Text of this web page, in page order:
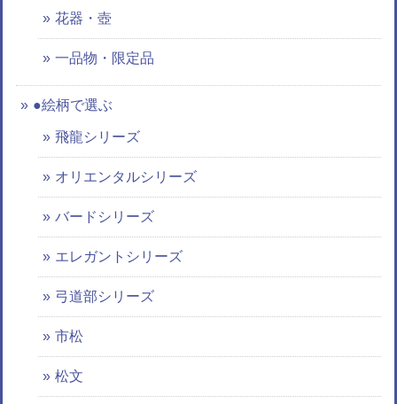
花器・壺
一品物・限定品
●絵柄で選ぶ
飛龍シリーズ
オリエンタルシリーズ
バードシリーズ
エレガントシリーズ
弓道部シリーズ
市松
松文